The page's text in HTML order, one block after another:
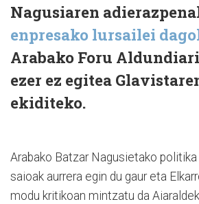
Nagusiaren
enpresako lursailei
Arabako Foru
ezer ez egitea
ekiditeko.
Arabako Batzar Nagusietako
saioak aurrera egin du gaur eta
modu kritikoan mintzatu da